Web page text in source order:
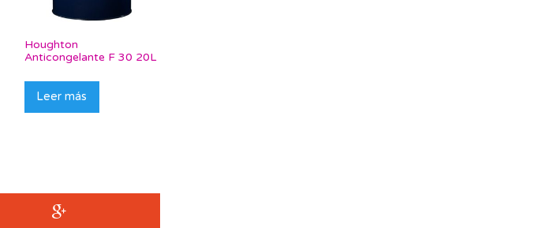
Houghton
Anticongelante F 30 20L
Leer más